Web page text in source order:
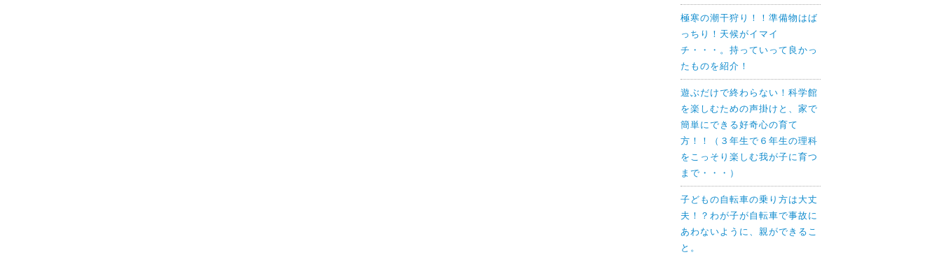
極寒の潮干狩り！！準備物はば
っちり！天候がイマイ
チ・・・。持っていって良かっ
たものを紹介！
遊ぶだけで終わらない！科学館
を楽しむための声掛けと、家で
簡単にできる好奇心の育て
方！！（３年生で６年生の理科
をこっそり楽しむ我が子に育つ
まで・・・）
子どもの自転車の乗り方は大丈
夫！？わが子が自転車で事故に
あわないように、親ができるこ
と。